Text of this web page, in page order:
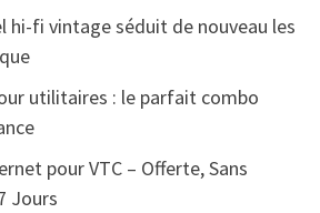
hi-fi vintage séduit de nouveau les
utilitaires : le parfait combo
pour VTC – Offerte, Sans
Jours